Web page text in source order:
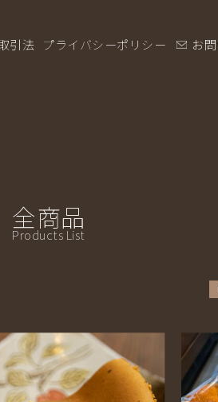
パン工房ASOの通販
引法 プライバシーポリシー お
全商品
Products List